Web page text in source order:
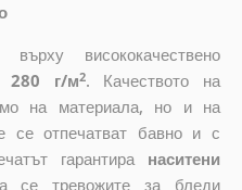
висококачествено
280 г/м2. Качеството на
на материала, но и на
се отпечатват бавно и с
гарантира наситени
тревожите за бледи